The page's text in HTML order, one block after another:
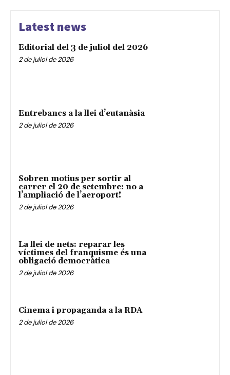
Latest news
Editorial del 3 de juliol del 2026
2 de juliol de 2026
Entrebancs a la llei d’eutanàsia
2 de juliol de 2026
Sobren motius per sortir al
carrer el 20 de setembre: no a
l’ampliació de l’aeroport!
2 de juliol de 2026
La llei de nets: reparar les
víctimes del franquisme és una
obligació democràtica
2 de juliol de 2026
Cinema i propaganda a la RDA
2 de juliol de 2026